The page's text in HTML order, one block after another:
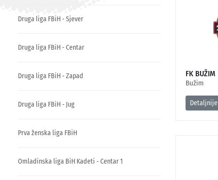
Druga liga FBiH - Sjever
Druga liga FBiH - Centar
Druga liga FBiH - Zapad
Druga liga FBiH - Jug
Prva ženska liga FBiH
Omladinska liga BiH Kadeti - Centar 1
FK BUŽIM
Bužim
Detaljnije